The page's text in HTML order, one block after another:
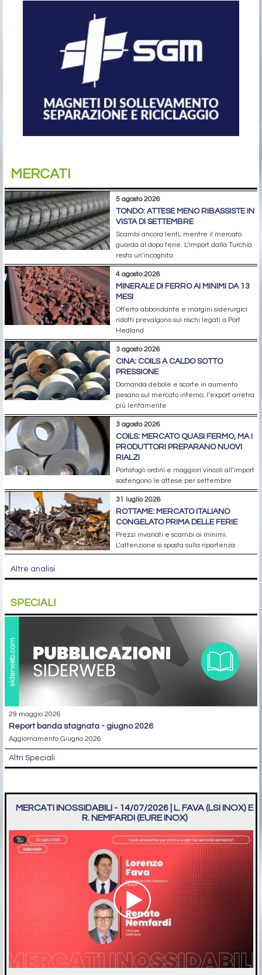
MERCATI
5 agosto 2026
TONDO: ATTESE MENO RIBASSISTE IN
VISTA DI SETTEMBRE
Scambi ancora lenti, mentre il mercato
guarda al dopo ferie. L’import dalla Turchia
resta un’incognita
4 agosto 2026
MINERALE DI FERRO AI MINIMI DA 13
MESI
Offerta abbondante e margini siderurgici
ridotti prevalgono sui rischi legati a Port
Hedland
3 agosto 2026
CINA: COILS A CALDO SOTTO
PRESSIONE
Domanda debole e scorte in aumento
pesano sul mercato interno; l’export arretra
più lentamente
3 agosto 2026
COILS: MERCATO QUASI FERMO, MA I
PRODUTTORI PREPARANO NUOVI
RIALZI
Portafogli ordini e maggiori vincoli all’import
sostengono le attese per settembre
31 luglio 2026
ROTTAME: MERCATO ITALIANO
CONGELATO PRIMA DELLE FERIE
Prezzi invariati e scambi ai minimi.
L’attenzione si sposta sulla ripartenza
Altre analisi
SPECIALI
29 maggio 2026
report banda stagnata - giugno 2026
Aggiornamento Giugno 2026
Altri Speciali
MERCATI INOSSIDABILI - 14/07/2026 | L. FAVA (LSI INOX) E
R. NEMFARDI (EURE INOX)